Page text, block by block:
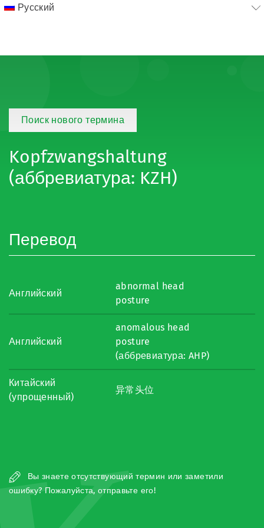
Русский
Поиск нового термина
Kopfzwangshaltung
(аббревиатура: KZH)
Перевод
Английский
abnormal head
posture
Английский
anomalous head
posture
(аббревиатура: AHP)
Китайский
(упрощенный)
异常头位
Вы знаете отсутствующий термин или заметили
ошибку? Пожалуйста, отправьте его!